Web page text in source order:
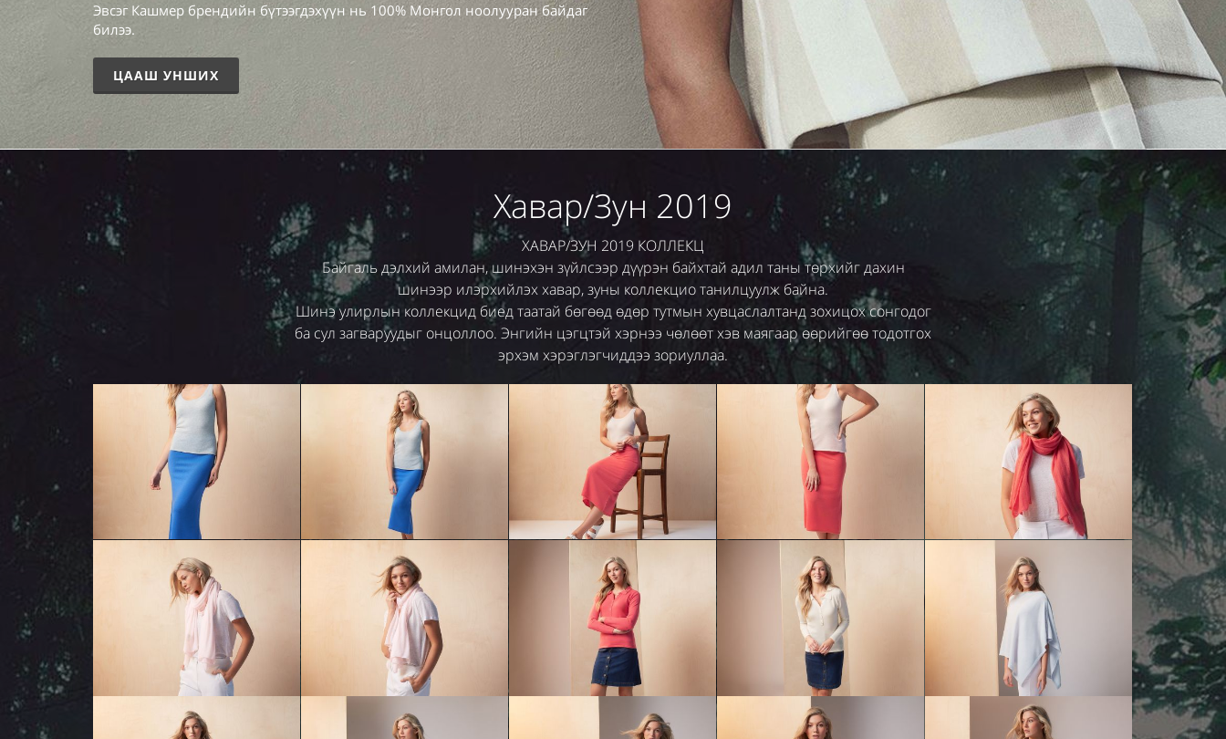
Эвсэг Кашмер брендийн бүтээгдэхүүн нь 100% Монгол ноолууран байдаг
билээ.
ЦААШ УНШИХ
Хавар/Зун 2019
ХАВАР/ЗУН 2019 КОЛЛЕКЦ
Байгаль дэлхий амилан, шинэхэн зүйлсээр дүүрэн байхтай адил таны төрхийг дахин
шинээр илэрхийлэх хавар, зуны коллекцио танилцуулж байна.
Шинэ улирлын коллекцид биед таатай бөгөөд өдөр тутмын хувцаслалтанд зохицох сонгодог
ба сул загваруудыг онцоллоо. Энгийн цэгцтэй хэрнээ чөлөөт хэв маягаар өөрийгөө тодотгох
эрхэм хэрэглэгчиддээ зориуллаа.